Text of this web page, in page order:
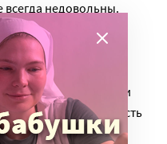
всегда недовольны.
детей как можно
частные организации
детям, у которых есть
которым